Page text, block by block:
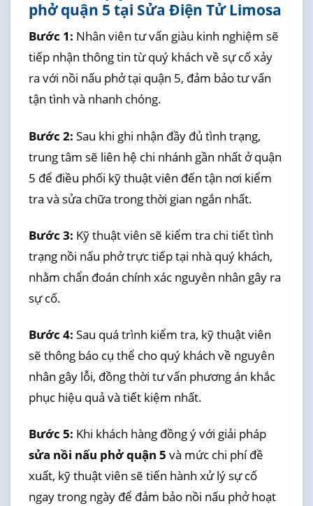
phở quận 5 tại Sửa Điện Tử Limosa
Bước 1: Nhân viên tư vấn giàu kinh nghiệm sẽ
tiếp nhận thông tin từ quý khách về sự cố xảy
ra với nồi nấu phở tại quận 5, đảm bảo tư vấn
tận tình và nhanh chóng.
Bước 2: Sau khi ghi nhận đầy đủ tình trạng,
trung tâm sẽ liên hệ chi nhánh gần nhất ở quận
5 để điều phối kỹ thuật viên đến tận nơi kiểm
tra và sửa chữa trong thời gian ngắn nhất.
Bước 3: Kỹ thuật viên sẽ kiểm tra chi tiết tình
trạng nồi nấu phở trực tiếp tại nhà quý khách,
nhằm chẩn đoán chính xác nguyên nhân gây ra
sự cố.
Bước 4: Sau quá trình kiểm tra, kỹ thuật viên
sẽ thông báo cụ thể cho quý khách về nguyên
nhân gây lỗi, đồng thời tư vấn phương án khắc
phục hiệu quả và tiết kiệm nhất.
Bước 5: Khi khách hàng đồng ý với giải pháp
sửa nồi nấu phở quận 5 và mức chi phí đề
xuất, kỹ thuật viên sẽ tiến hành xử lý sự cố
ngay trong ngày để đảm bảo nồi nấu phở hoạt